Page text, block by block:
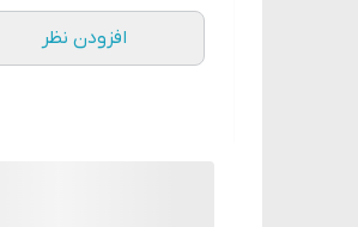
افزودن نظر